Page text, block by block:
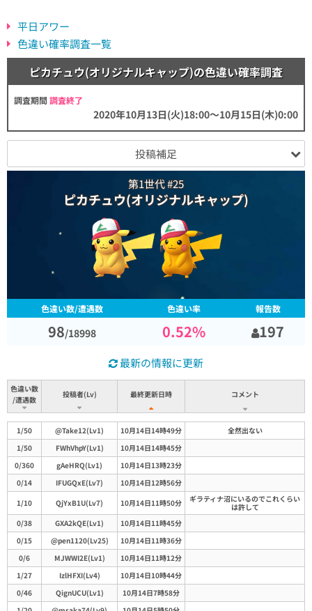
平日アワー
色違い確率調査一覧
ピカチュウ(オリジナルキャップ)の色違い確率調査
調査期間 調査終了
2020年10月13日(火)18:00～10月15日(木)0:00
投稿補足
第1世代 #25
ピカチュウ(オリジナルキャップ)
色違い数/遭遇数 色違い率 報告数
98/18998 0.52% 197
最新の情報に更新
色違い数
/遭遇数
投稿者(Lv) 最終更新日時 コメント
色違い数
/遭遇数
投稿者(Lv) 最終更新日時 コメント
1/50 @Take12(Lv1) 10月14日14時49分
全然出ない
1/50
FWhVhpY(Lv1)
10月14日14時45分
0/360
gAeHRQ(Lv1)
10月14日13時23分
0/14
IFUGQxE(Lv7)
10月14日12時56分
1/10
QjYxB1U(Lv7) 10月14日11時50分
ギラティナ沼にいるのでこれくらい
は許して
0/38
GXA2kQE(Lv1)
10月14日11時45分
0/15
@pen1120(Lv25)
10月14日11時36分
0/6
MJWWI2E(Lv1)
10月14日11時12分
1/27
IzlHFXI(Lv4)
10月14日10時44分
0/46
QignUCU(Lv1)
10月14日7時58分